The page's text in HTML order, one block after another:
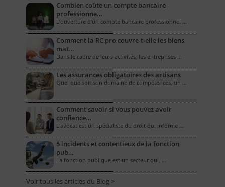
Combien coûte un compte bancaire
professionne…
L’ouverture d’un compte bancaire professionnel …
Comment la RC pro couvre-t-elle les biens
mat…
Dans le cadre de leurs activités, les entreprises …
Les assurances obligatoires des artisans
Quel que soit son domaine de compétences, un …
Comment savoir si vous pouvez avoir
confiance…
L'avocat est un spécialiste du droit qui informe …
5 incidents et contentieux de la fonction
pub…
La fonction publique est un secteur qui, …
Voir tous les articles du Blog >